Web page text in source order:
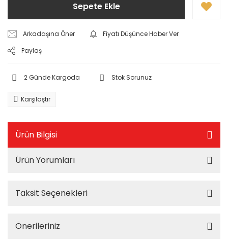
Sepete Ekle
Arkadaşına Öner
Fiyatı Düşünce Haber Ver
Paylaş
2 Günde Kargoda Stok Sorunuz
Karşılaştır
Ürün Bilgisi
Ürün Yorumları
Taksit Seçenekleri
Önerileriniz